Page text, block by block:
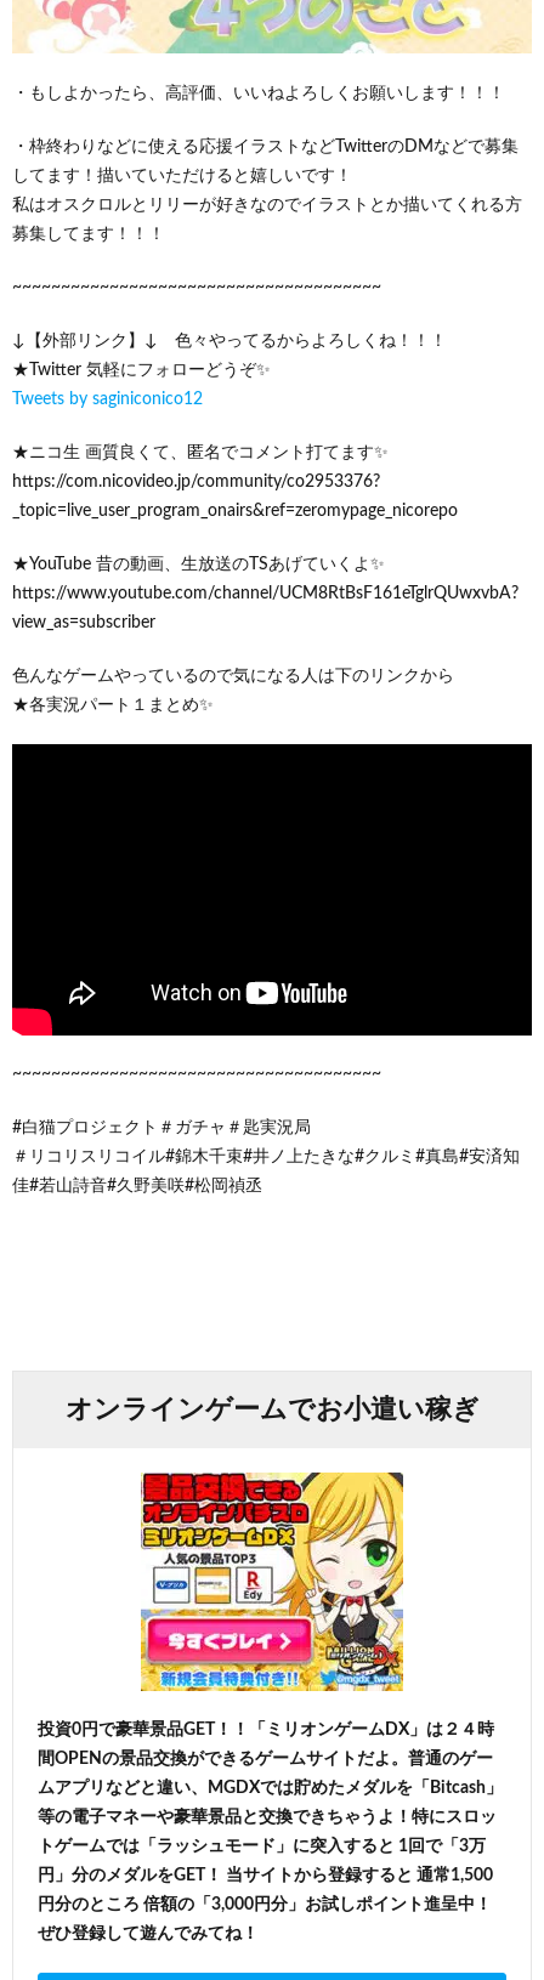
・もしよかったら、高評価、いいねよろしくお願いします！！！
・枠終わりなどに使える応援イラストなどTwitterのDMなどで募集
してます！描いていただけると嬉しいです！
私はオスクロルとリリーが好きなのでイラストとか描いてくれる方
募集してます！！！
~~~~~~~~~~~~~~~~~~~~~~~~~~~~~~~~~~~~~~
↓【外部リンク】↓ 色々やってるからよろしくね！！！
★Twitter 気軽にフォローどうぞ✨
Tweets by saginiconico12
★ニコ生 画質良くて、匿名でコメント打てます✨
https://com.nicovideo.jp/community/co2953376?
_topic=live_user_program_onairs&ref=zeromypage_nicorepo
★YouTube 昔の動画、生放送のTSあげていくよ✨
https://www.youtube.com/channel/UCM8RtBsF161eTglrQUwxvbA?
view_as=subscriber
色んなゲームやっているので気になる人は下のリンクから
★各実況パート１まとめ✨
~~~~~~~~~~~~~~~~~~~~~~~~~~~~~~~~~~~~~~
#白猫プロジェクト＃ガチャ＃匙実況局
＃リコリスリコイル#錦木千束#井ノ上たきな#クルミ#真島#安済知
佳#若山詩音#久野美咲#松岡禎丞
オンラインゲームでお小遣い稼ぎ
投資0円で豪華景品GET！！「ミリオンゲームDX」は２４時
間OPENの景品交換ができるゲームサイトだよ。普通のゲー
ムアプリなどと違い、MGDXでは貯めたメダルを「Bitcash」
等の電子マネーや豪華景品と交換できちゃうよ！特にスロッ
トゲームでは「ラッシュモード」に突入すると 1回で「3万
円」分のメダルをGET！ 当サイトから登録すると 通常1,500
円分のところ 倍額の「3,000円分」お試しポイント進呈中！
ぜひ登録して遊んでみてね！